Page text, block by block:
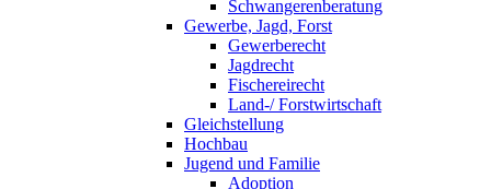
Schwangerenberatung
Gewerbe, Jagd, Forst
Gewerberecht
Jagdrecht
Fischereirecht
Land-/ Forstwirtschaft
Gleichstellung
Hochbau
Jugend und Familie
Adoption